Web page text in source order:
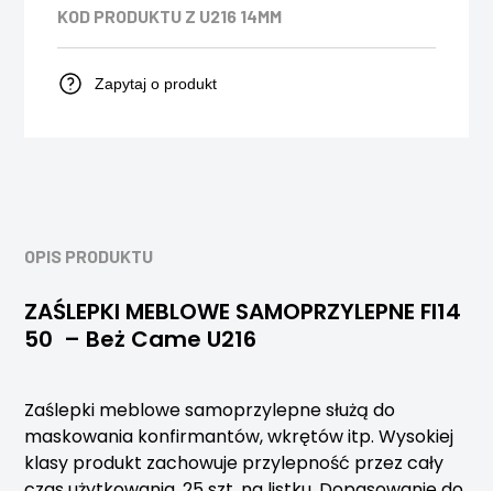
KOD PRODUKTU Z U216 14MM
Zapytaj o produkt
OPIS PRODUKTU
ZAŚLEPKI MEBLOWE SAMOPRZYLEPNE FI14
50 – Beż Came U216
Zaślepki meblowe samoprzylepne służą do
maskowania konfirmantów, wkrętów itp. Wysokiej
klasy produkt zachowuje przylepność przez cały